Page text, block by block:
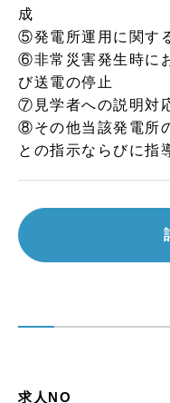
成
⑤発電所運用に関す
⑥非常災害発生時に
び送電の停止
⑦見学者への説明対
⑧その他当該発電所
との指示ならびに指
求人NO